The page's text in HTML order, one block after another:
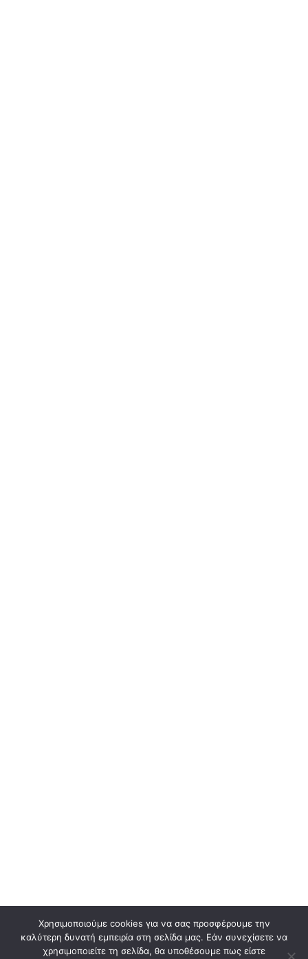
Χρησιμοποιούμε cookies για να σας προσφέρουμε την
καλύτερη δυνατή εμπειρία στη σελίδα μας. Εάν συνεχίσετε να
χρησιμοποιείτε τη σελίδα, θα υποθέσουμε πως είστε